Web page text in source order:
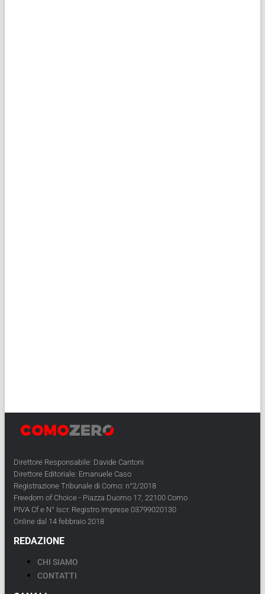
Direttore Responsabile: Davide Cantoni
Direttore Editoriale: Emanuele Caso
Registrazione Tribunale di Como: n°2/2018
Freedom of Choice - Piazza Duomo 17, 22100 Como
PIVA Cf e N° Iscr. Registro Imprese 03799020130
Online dal 14 febbraio 2018
REDAZIONE
CHI SIAMO
CONTATTI